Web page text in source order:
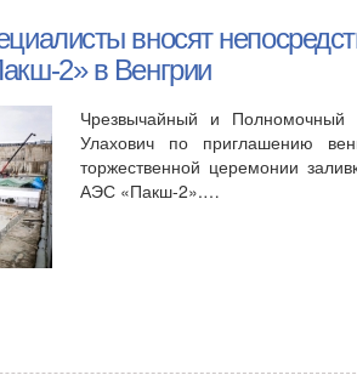
вносят
2» в Венгрии
Чрезвычайный и Полномочный
Улахович по приглашению
торжественной церемонии
АЭС «Пакш-2».…